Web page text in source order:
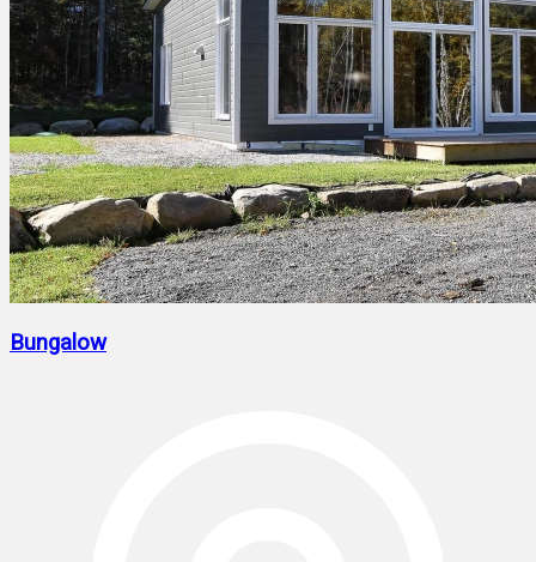
Bungalow